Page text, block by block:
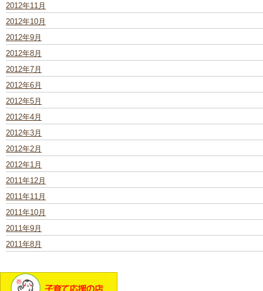
2012年11月
2012年10月
2012年9月
2012年8月
2012年7月
2012年6月
2012年5月
2012年4月
2012年3月
2012年2月
2012年1月
2011年12月
2011年11月
2011年10月
2011年9月
2011年8月